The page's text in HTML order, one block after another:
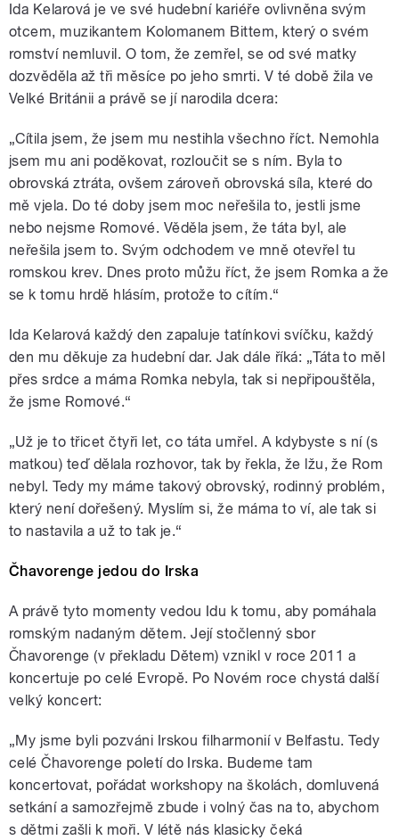
Ida Kelarová je ve své hudební kariéře ovlivněna svým
otcem, muzikantem Kolomanem Bittem, který o svém
romství nemluvil. O tom, že zemřel, se od své matky
dozvěděla až tři měsíce po jeho smrti. V té době žila ve
Velké Británii a právě se jí narodila dcera:
„Cítila jsem, že jsem mu nestihla všechno říct. Nemohla
jsem mu ani poděkovat, rozloučit se s ním. Byla to
obrovská ztráta, ovšem zároveň obrovská síla, které do
mě vjela. Do té doby jsem moc neřešila to, jestli jsme
nebo nejsme Romové. Věděla jsem, že táta byl, ale
neřešila jsem to. Svým odchodem ve mně otevřel tu
romskou krev. Dnes proto můžu říct, že jsem Romka a že
se k tomu hrdě hlásím, protože to cítím.“
Ida Kelarová každý den zapaluje tatínkovi svíčku, každý
den mu děkuje za hudební dar. Jak dále říká: „Táta to měl
přes srdce a máma Romka nebyla, tak si nepřipouštěla,
že jsme Romové.“
„Už je to třicet čtyři let, co táta umřel. A kdybyste s ní (s
matkou) teď dělala rozhovor, tak by řekla, že lžu, že Rom
nebyl. Tedy my máme takový obrovský, rodinný problém,
který není dořešený. Myslím si, že máma to ví, ale tak si
to nastavila a už to tak je.“
Čhavorenge jedou do Irska
A právě tyto momenty vedou Idu k tomu, aby pomáhala
romským nadaným dětem. Její stočlenný sbor
Čhavorenge (v překladu Dětem) vznikl v roce 2011 a
koncertuje po celé Evropě. Po Novém roce chystá další
velký koncert:
„My jsme byli pozváni Irskou filharmonií v Belfastu. Tedy
celé Čhavorenge poletí do Irska. Budeme tam
koncertovat, pořádat workshopy na školách, domluvená
setkání a samozřejmě zbude i volný čas na to, abychom
s dětmi zašli k moři. V létě nás klasicky čeká